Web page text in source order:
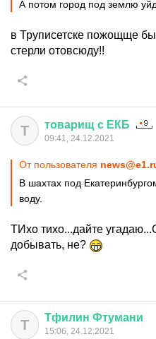
А потом город под землю
в Труписетске пожощще
стерли отовсюду!!
Т товарищ с ЕКБ
09:41, 24.12.2021
От пользователя
В шахтах под
воду.
ТИхо тихо...дайте
добывать, не?
Т Тфилин Фтумани
15:06, 24.12.2021